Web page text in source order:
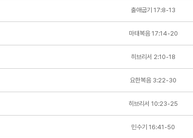
출애굽기 17:8-13
마태복음 17:14-20
히브리서 2:10-18
요한복음 3:22-30
히브리서 10:23-25
민수기 16:41-50